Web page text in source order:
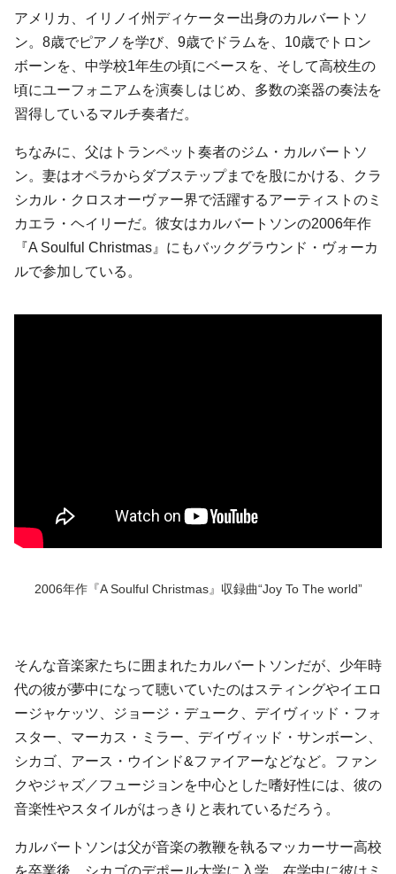
アメリカ、イリノイ州ディケーター出身のカルバートソ
ン。8歳でピアノを学び、9歳でドラムを、10歳でトロン
ボーンを、中学校1年生の頃にベースを、そして高校生の
頃にユーフォニアムを演奏しはじめ、多数の楽器の奏法を
習得しているマルチ奏者だ。
ちなみに、父はトランペット奏者のジム・カルバートソ
ン。妻はオペラからダブステップまでを股にかける、クラ
シカル・クロスオーヴァー界で活躍するアーティストのミ
カエラ・ヘイリーだ。彼女はカルバートソンの2006年作
『A Soulful Christmas』にもバックグラウンド・ヴォーカ
ルで参加している。
2006年作『A Soulful Christmas』収録曲“Joy To The world”
そんな音楽家たちに囲まれたカルバートソンだが、少年時
代の彼が夢中になって聴いていたのはスティングやイエロ
ージャケッツ、ジョージ・デューク、デイヴィッド・フォ
スター、マーカス・ミラー、デイヴィッド・サンボーン、
シカゴ、アース・ウインド&ファイアーなどなど。ファン
クやジャズ／フュージョンを中心とした嗜好性には、彼の
音楽性やスタイルがはっきりと表れているだろう。
カルバートソンは父が音楽の教鞭を執るマッカーサー高校
を卒業後、シカゴのデポール大学に入学。在学中に彼はミ